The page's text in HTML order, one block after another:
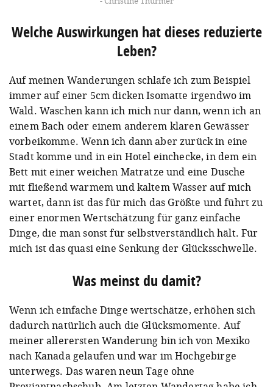
Welche Auswirkungen hat dieses reduzierte
Leben?
Auf meinen Wanderungen schlafe ich zum Beispiel
immer auf einer 5cm dicken Isomatte irgendwo im
Wald. Waschen kann ich mich nur dann, wenn ich an
einem Bach oder einem anderem klaren Gewässer
vorbeikomme. Wenn ich dann aber zurück in eine
Stadt komme und in ein Hotel einchecke, in dem ein
Bett mit einer weichen Matratze und eine Dusche
mit fließend warmem und kaltem Wasser auf mich
wartet, dann ist das für mich das Größte und führt zu
einer enormen Wertschätzung für ganz einfache
Dinge, die man sonst für selbstverständlich hält. Für
mich ist das quasi eine Senkung der Glücksschwelle.
Was meinst du damit?
Wenn ich einfache Dinge wertschätze, erhöhen sich
dadurch natürlich auch die Glücksmomente. Auf
meiner allerersten Wanderung bin ich von Mexiko
nach Kanada gelaufen und war im Hochgebirge
unterwegs. Das waren neun Tage ohne